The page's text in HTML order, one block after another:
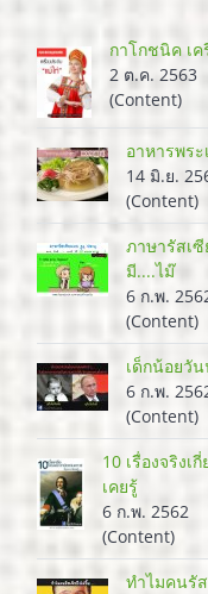
กาโกชนิค เ
2 ต.ค. 2563
(Content)
อาหารพร
14 มิ.ย.
(Content)
ภาษารัสเ
มี....ไม๊
6 ก.พ.
(Content)
เด็กน้อยวั
6 ก.พ.
(Content)
10 เรื่องจริง
เคยรู้
6 ก.พ. 2562
(Content)
ทำไมคนรั